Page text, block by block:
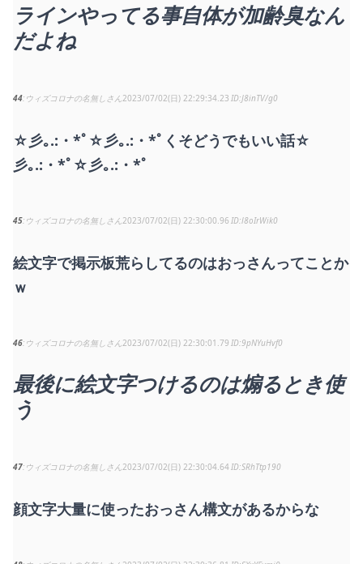
ラインやってる事自体が加齢臭なん
だよね
44 ウィズコロナの名無しさん2023/07/02(日) 22:29:34.23 J8inTV/g0
☆彡｡.:・*ﾟ☆彡｡.:・*ﾟくそどうでもいい話☆
彡｡.:・*ﾟ☆彡｡.:・*ﾟ
45 ウィズコロナの名無しさん2023/07/02(日) 22:30:00.96 l8oIrWik0
絵文字で掲示板荒らしてるのはおっさんってことか
ｗ
46 ウィズコロナの名無しさん2023/07/02(日) 22:30:01.79 9pNYuHvf0
最後に絵文字つけるのは煽るとき使
う
47 ウィズコロナの名無しさん2023/07/02(日) 22:30:04.64 SRhTtp190
顔文字大量に使ったおっさん構文があるからな